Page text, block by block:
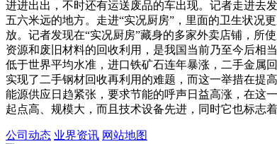
进进出出，不时还有运送废品的车出现。记者走进去
五六米远的地方。走进“实况厨房”，里面的卫生状况
放。记者发现在“实况厨房”藏身的多家外卖店铺，所
资源和废旧材料的回收利用，是我国当前乃至今后相
低于世界平均水准，进口铁矿石连年暴涨，二手金属
实现了二手钢材回收再利用的难题，而这一举措在提
能源供应日趋紧张，要求节能的呼声日益高涨，在这
起点高、规模大，而且技术设备先进，同时它也标志
公司动态 业界资讯 网站地图